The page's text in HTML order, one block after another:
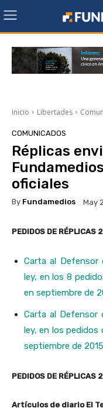
Inicio Libertades
COMUNICADOS
Réplicas
oficiales
By Fundamedios May
PEDIDOS DE RÉPLICAS
Carta al Defensor
ley, en los 8
en septiembre de
Carta al Defensor
ley, en los pedidos
septiembre de
PEDIDOS DE RÉPLICAS
Artículos de diario El